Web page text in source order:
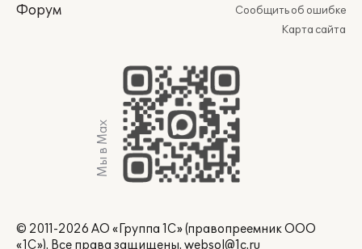
Форум
Сообщить об ошибке
Карта сайта
Мы в Max
© 2011-2026 АО «Группа 1С» (правопреемник ООО
«1С»). Все права защищены. websol@1c.ru